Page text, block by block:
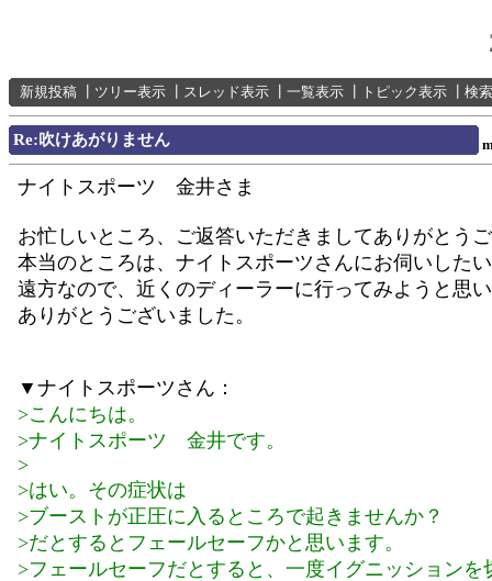
新規投稿 ツリー表示 スレッド表示 一覧表示 トピック表示 検索
Re:吹けあがりません
ナイトスポーツ 金井さま
お忙しいところ、ご返答いただきましてありがとう
本当のところは、ナイトスポーツさんにお伺いした
遠方なので、近くのディーラーに行ってみようと思
ありがとうございました。
▼ナイトスポーツさん：
>こんにちは。
>ナイトスポーツ 金井です。
>
>はい。その症状は
>ブーストが正圧に入るところで起きませんか？
>だとするとフェールセーフかと思います。
>フェールセーフだとすると、一度イグニッションを